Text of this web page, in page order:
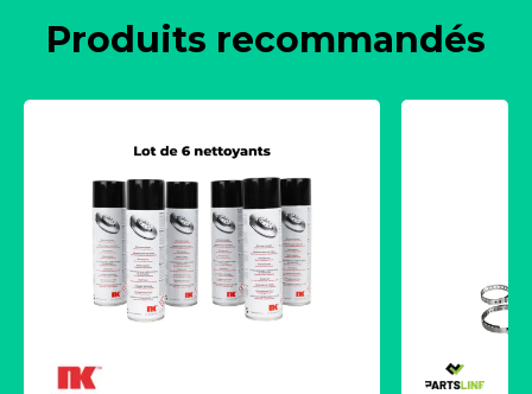
Produits recommandés